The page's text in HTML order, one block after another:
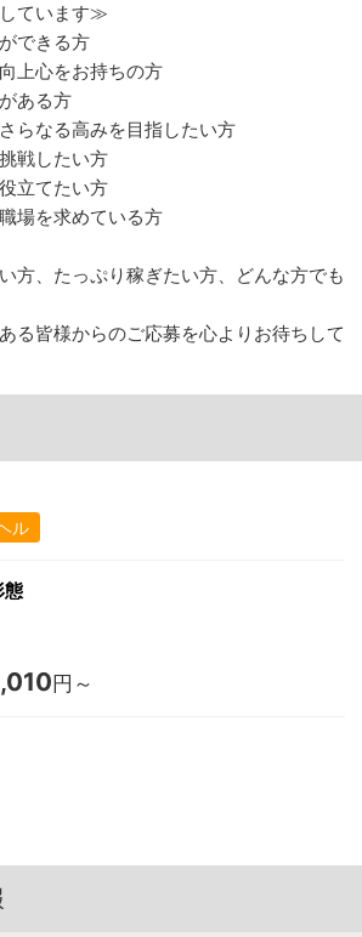
ています≫
できる方
上心をお持ちの方
ある方
らなる高みを目指したい方
戦したい方
立てたい方
場を求めている方
方、たっぷり稼ぎたい方、どんな方でも
る皆様からのご応募を心よりお待ちして
ル
態
円～